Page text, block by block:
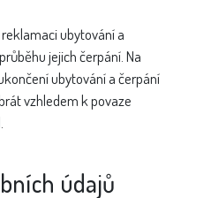
ubytování a
jejich čerpání. Na
ubytování a čerpání
vzhledem k povaze
údajů